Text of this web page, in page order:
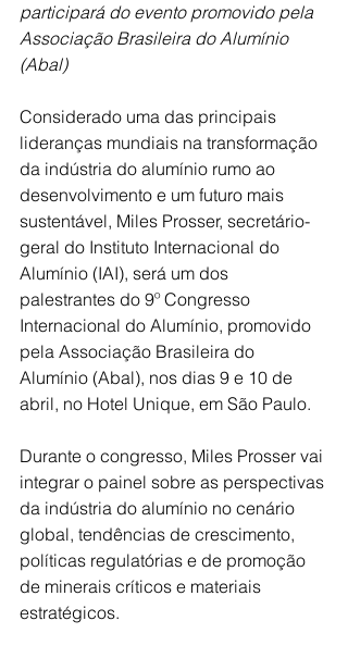
participará do evento promovido pela
Associação Brasileira do Alumínio
(Abal)
Considerado uma das principais
lideranças mundiais na transformação
da indústria do alumínio rumo ao
desenvolvimento e um futuro mais
sustentável, Miles Prosser, secretário-
geral do Instituto Internacional do
Alumínio (IAI), será um dos
palestrantes do 9º Congresso
Internacional do Alumínio, promovido
pela Associação Brasileira do
Alumínio (Abal), nos dias 9 e 10 de
abril, no Hotel Unique, em São Paulo.
Durante o congresso, Miles Prosser vai
integrar o painel sobre as perspectivas
da indústria do alumínio no cenário
global, tendências de crescimento,
políticas regulatórias e de promoção
de minerais críticos e materiais
estratégicos.